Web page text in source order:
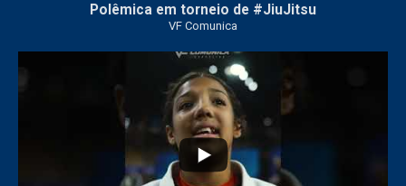
Polêmica em torneio de #JiuJitsu
VF Comunica